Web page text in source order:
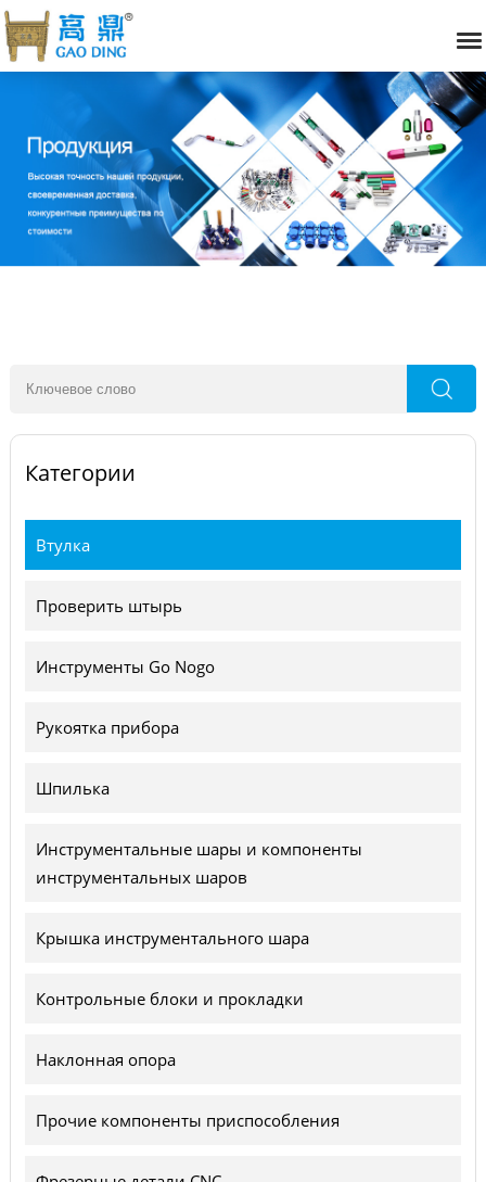
Категории
Втулка
Проверить штырь
Инструменты Go Nogo
Рукоятка прибора
Шпилька
Инструментальные шары и компоненты
инструментальных шаров
Крышка инструментального шара
Контрольные блоки и прокладки
Наклонная опора
Прочие компоненты приспособления